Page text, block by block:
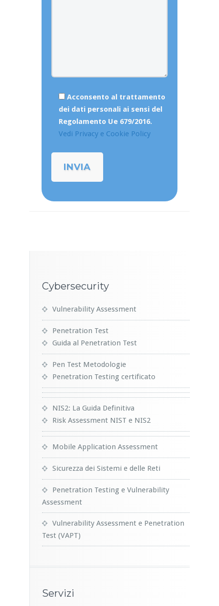
Acconsento al trattamento
dei dati personali ai sensi del
Regolamento Ue 679/2016.
Vedi Privacy e Cookie Policy
Cybersecurity
Vulnerability Assessment
Penetration Test
Guida al Penetration Test
Pen Test Metodologie
Penetration Testing certificato
NIS2: La Guida Definitiva
Risk Assessment NIST e NIS2
Mobile Application Assessment
Sicurezza dei Sistemi e delle Reti
Penetration Testing e Vulnerability
Assessment
Vulnerability Assessment e Penetration
Test (VAPT)
Servizi